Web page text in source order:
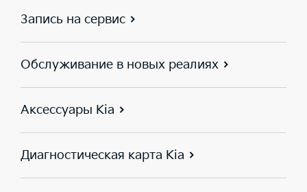
Запись на сервис
Обслуживание в новых реалиях
Аксессуары Kia
Диагностическая карта Kia